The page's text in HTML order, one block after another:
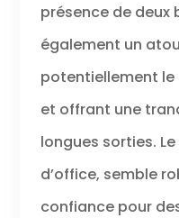
présence de deux
également un
potentiellement le
et offrant une
longues sorties.
d’office, semble
confiance pour